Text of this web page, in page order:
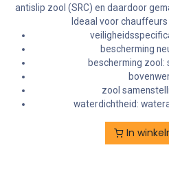
antislip zool (SRC) en daardoor
Ideaal voor
bescherming
bescherming zool:
zool
waterdichtheid:
In